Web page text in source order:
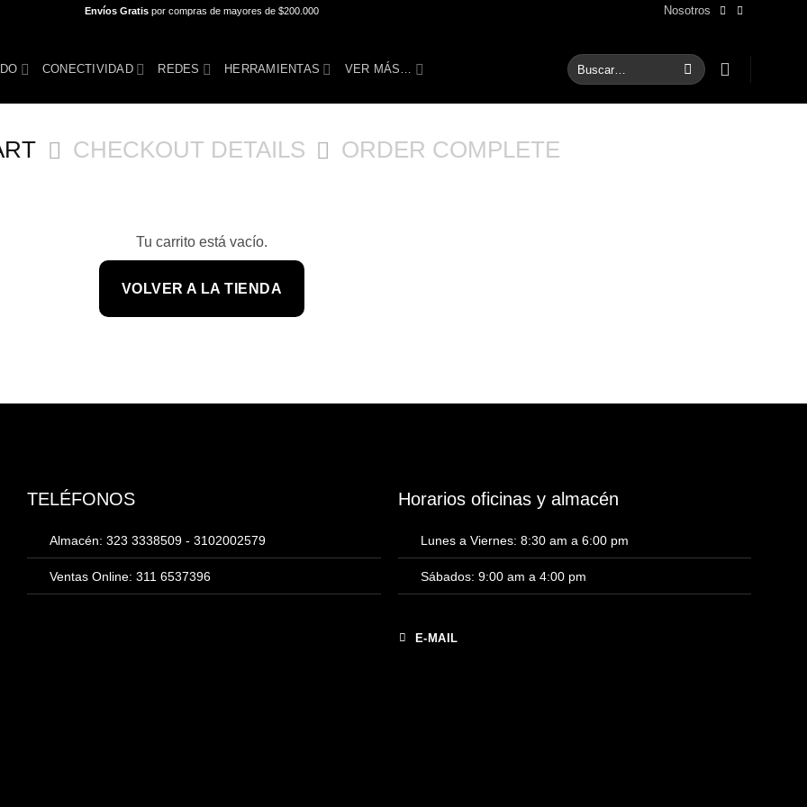
Envíos Gratis por compras de mayores de $200.000 Nosotros
CONECTIVIDAD REDES HERRAMIENTAS VER MÁS…
Buscar
por:
CHECKOUT DETAILS ORDER COMPLETE
Tu carrito está vacío.
VOLVER A LA TIENDA
TELÉFONOS
Almacén: 323 3338509 - 3102002579
Ventas Online: 311 6537396
Horarios oficinas y almacén
Lunes a Viernes: 8:30 am a 6:00 pm
Sábados: 9:00 am a 4:00 pm
E-MAIL